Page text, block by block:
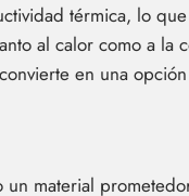
térmica, lo
al calor como a
en una
material